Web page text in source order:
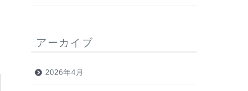
アーカイブ
2026年4月